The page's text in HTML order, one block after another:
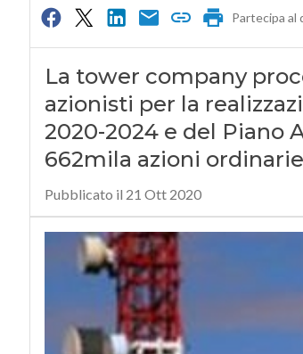
Partecipa al
La tower company
azionisti per la
2020-2024 e del Piano
662mila azioni
Pubblicato il 21 Ott 2020